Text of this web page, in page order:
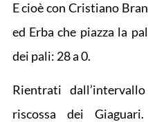
E cioè con Cristiano
ed Erba che piazza la
dei pali: 28 a 0.
Rientrati
riscossa dei